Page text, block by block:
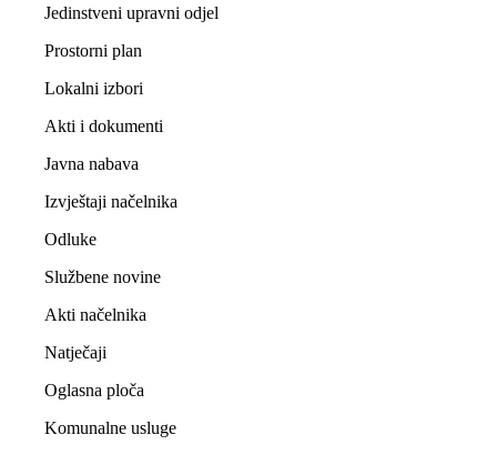
Jedinstveni upravni odjel
Prostorni plan
Lokalni izbori
Akti i dokumenti
Javna nabava
Izvještaji načelnika
Odluke
Službene novine
Akti načelnika
Natječaji
Oglasna ploča
Komunalne usluge